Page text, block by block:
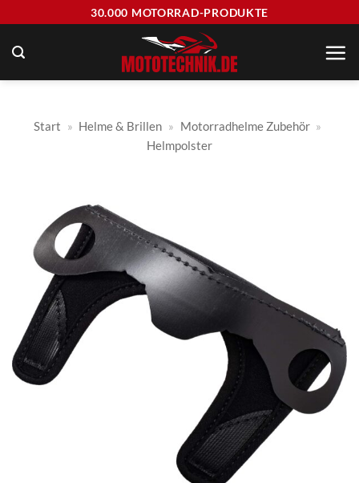
springen
30.000 MOTORRAD-PRODUKTE
Start » Helme & Brillen » Motorradhelme Zubehör »
Helmpolster